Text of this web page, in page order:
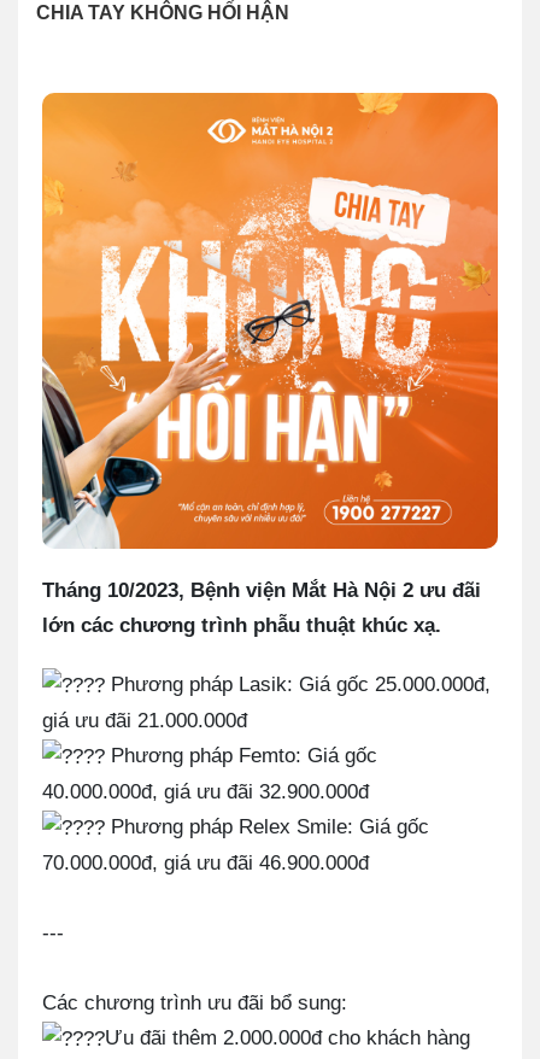
CHIA TAY KHÔNG HỐI HẬN
Tháng 10/2023, Bệnh viện Mắt Hà Nội 2 ưu đãi
lớn các chương trình phẫu thuật khúc xạ.
Phương pháp Lasik: Giá gốc 25.000.000đ,
giá ưu đãi 21.000.000đ
Phương pháp Femto: Giá gốc
40.000.000đ, giá ưu đãi 32.900.000đ
Phương pháp Relex Smile: Giá gốc
70.000.000đ, giá ưu đãi 46.900.000đ
---
Các chương trình ưu đãi bổ sung:
Ưu đãi thêm 2.000.000đ cho khách hàng